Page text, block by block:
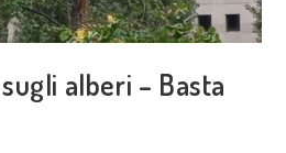
alberi – Basta